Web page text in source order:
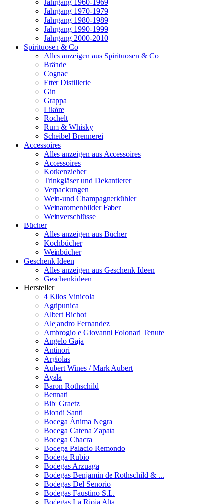
Jahrgang 1960-1969
Jahrgang 1970-1979
Jahrgang 1980-1989
Jahrgang 1990-1999
Jahrgang 2000-2010
Spirituosen & Co
Alles anzeigen aus Spirituosen & Co
Brände
Cognac
Etter Distillerie
Gin
Grappa
Liköre
Rochelt
Rum & Whisky
Scheibel Brennerei
Accessoires
Alles anzeigen aus Accessoires
Accessoires
Korkenzieher
Trinkgläser und Dekantierer
Verpackungen
Wein-und Champagnerkühler
Weinaromenbilder Faber
Weinverschlüsse
Bücher
Alles anzeigen aus Bücher
Kochbücher
Weinbücher
Geschenk Ideen
Alles anzeigen aus Geschenk Ideen
Geschenkideen
Hersteller
4 Kilos Vinicola
Agripunica
Albert Bichot
Alejandro Fernandez
Ambrogio e Giovanni Folonari Tenute
Angelo Gaja
Antinori
Argiolas
Aubert Wines / Mark Aubert
Ayala
Baron Rothschild
Bennati
Bibi Graetz
Biondi Santi
Bodega Ànima Negra
Bodega Catena Zapata
Bodega Chacra
Bodega Palacio Remondo
Bodega Rubio
Bodegas Arzuaga
Bodegas Benjamin de Rothschild & ...
Bodegas Del Senorio
Bodegas Faustino S.L.
Bodegas La Rioja Alta